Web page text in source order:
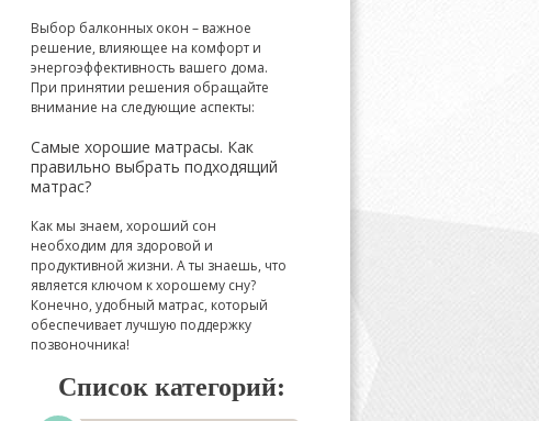
Выбор балконных окон – важное
решение, влияющее на комфорт и
энергоэффективность вашего дома.
При принятии решения обращайте
внимание на следующие аспекты:
Самые хорошие матрасы. Как
правильно выбрать подходящий
матрас?
Как мы знаем, хороший сон
необходим для здоровой и
продуктивной жизни. А ты знаешь, что
является ключом к хорошему сну?
Конечно, удобный матрас, который
обеспечивает лучшую поддержку
позвоночника!
Список категорий: